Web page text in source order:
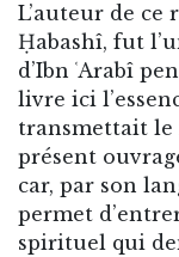
L’auteur de ce
Ḥabashî, fut
d’Ibn ʿArabî
livre ici
transmettait le
présent
car, par son
permet
spirituel qui